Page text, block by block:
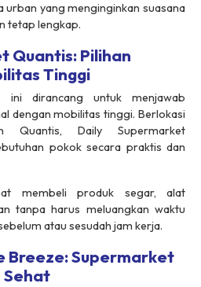
yang menginginkan suasana
tetap lengkap.
Quantis: Pilihan
Tinggi
ini dirancang untuk menjawab
dengan mobilitas tinggi. Berlokasi
Quantis, Daily Supermarket
pokok secara praktis dan
membeli produk segar, alat
tanpa harus meluangkan waktu
atau sesudah jam kerja.
Breeze: Supermarket
Sehat